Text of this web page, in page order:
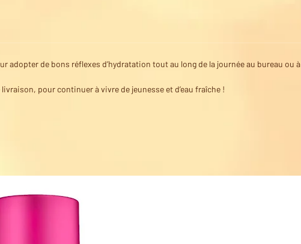
adopter de bons réflexes d’hydratation tout au long de la journée au bureau ou à
pour continuer à vivre de jeunesse et d’eau fraîche !